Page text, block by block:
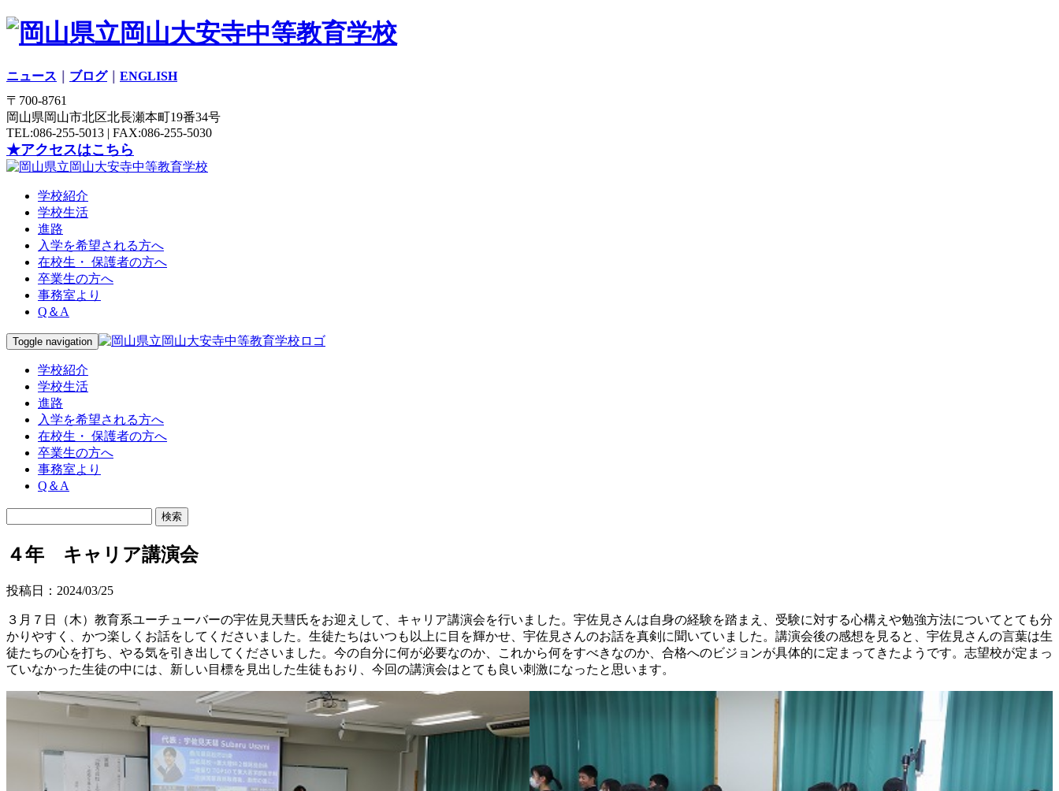
ニュース ブログ｜ ENGLISH
〒700-8761
岡山県岡山市北区北長瀬本町19番34号
TEL:086-255-5013 | FAX:086-255-5030
★アクセスはこちら
学校紹介
学校生活
進路
入学を希望される方へ
在校生・ 保護者の方へ
卒業生の方へ
事務室より
Q＆A
Toggle navigation
学校紹介
学校生活
進路
入学を希望される方へ
在校生・ 保護者の方へ
卒業生の方へ
事務室より
Q＆A
４年 キャリア講演会
投稿日：2024/03/25
３月７日（木）教育系ユーチューバーの宇佐見天彗氏をお迎えして、キャリア講演会を行いました。宇佐見さんは自身の経験を踏まえ、受験に対する心構えや勉強方法についてとても分
かりやすく、かつ楽しくお話をしてくださいました。生徒たちはいつも以上に目を輝かせ、宇佐見さんのお話を真剣に聞いていました。講演会後の感想を見ると、宇佐見さんの言葉は生
徒たちの心を打ち、やる気を引き出してくださいました。今の自分に何が必要なのか、これから何をすべきなのか、合格へのビジョンが具体的に定まってきたようです。志望校が定まっ
ていなかった生徒の中には、新しい目標を見出した生徒もおり、今回の講演会はとても良い刺激になったと思います。